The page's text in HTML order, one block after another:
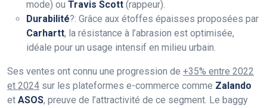
mode) ou Travis Scott (rappeur).
Durabilité?: Grâce aux étoffes épaisses proposées par
Carhartt, la résistance à l’abrasion est optimisée,
idéale pour un usage intensif en milieu urbain.
Ses ventes ont connu une progression de +35% entre 2022
et 2024 sur les plateformes e-commerce comme Zalando
et ASOS, preuve de l’attractivité de ce segment. Le baggy